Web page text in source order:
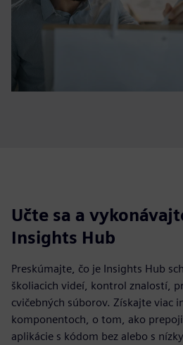
Učte sa a
Insights Hub
Preskúmajte, čo je Insights Hub
školiacich videí, kontrol znalostí,
cvičebných súborov. Získajte viac
komponentoch, o tom, ako
aplikácie s kódom bez alebo s